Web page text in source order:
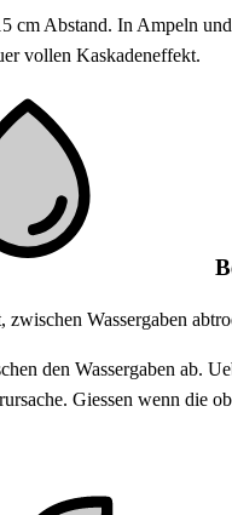
cm Abstand. In Ampeln
vollen Kaskadeneffekt.
zwischen Wassergaben
den Wassergaben ab.
Giessen wenn die